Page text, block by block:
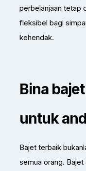
perbelanjaan tetap
fleksibel bagi
kehendak.
Bina
untuk
Bajet terbaik
semua orang.